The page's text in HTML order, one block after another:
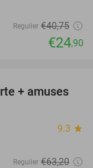
Regulier €40,75
€24,90
46%
+ amuses
9.3 star
Regulier €63,20